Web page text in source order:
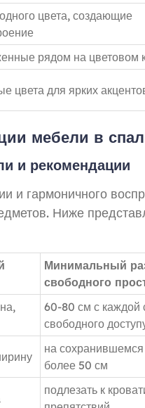
цвета, создающие
рядом на цветовом
цвета для ярких
мебели в
и рекомендации
и гармоничного
Ниже
Минимальный
свободного
60-80 см с каждой
свободного
на сохранившемся
более 50 см
подлезать к